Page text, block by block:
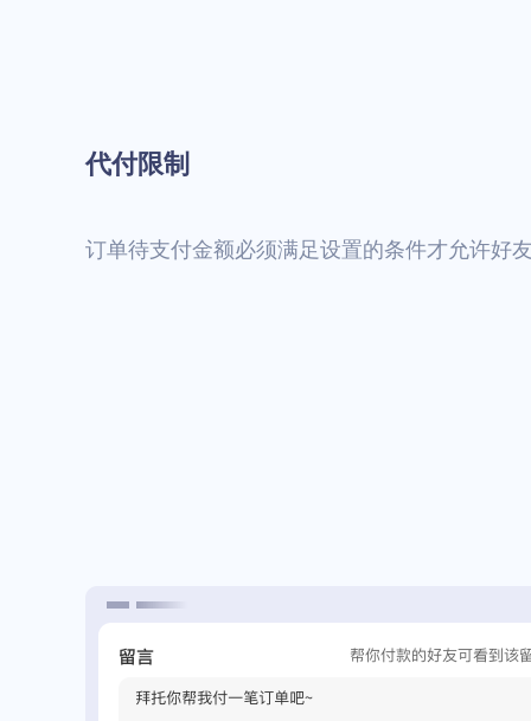
代付限制
订单待支付金额必须满足设置的条件才允许好